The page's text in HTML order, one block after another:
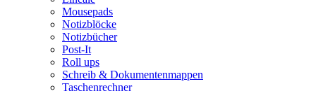
Mousepads
Notizblöcke
Notizbücher
Post-It
Roll ups
Schreib & Dokumentenmappen
Taschenrechner